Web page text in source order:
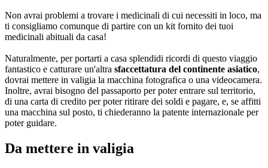
Non avrai problemi a trovare i medicinali di cui necessiti in loco, ma
ti consigliamo comunque di partire con un kit fornito dei tuoi
medicinali abituali da casa!
Naturalmente, per portarti a casa splendidi ricordi di questo viaggio
fantastico e catturare un'altra sfaccettatura del continente asiatico,
dovrai mettere in valigia la macchina fotografica o una videocamera.
Inoltre, avrai bisogno del passaporto per poter entrare sul territorio,
di una carta di credito per poter ritirare dei soldi e pagare, e, se affitti
una macchina sul posto, ti chiederanno la patente internazionale per
poter guidare.
Da mettere in valigia